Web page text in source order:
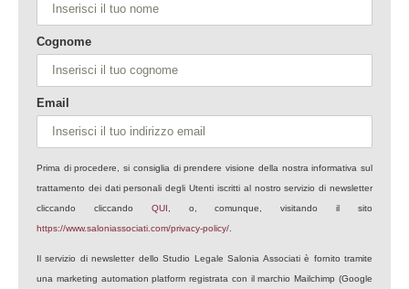
Cognome
Email
Prima di procedere, si consiglia di prendere visione della nostra informativa sul
trattamento dei dati personali degli Utenti iscritti al nostro servizio di newsletter
cliccando cliccando QUI , o, comunque, visitando il sito
https://www.saloniassociati.com/privacy-policy/
Il servizio di newsletter dello Studio Legale Salonia Associati è fornito tramite
una marketing automation platform registrata con il marchio Mailchimp (Google